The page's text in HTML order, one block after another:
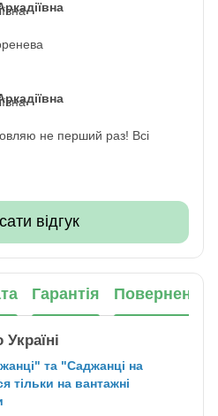
не перший раз! Всі
відгук
Гарантія Повернення
та "Саджанці на
тільки на вантажні